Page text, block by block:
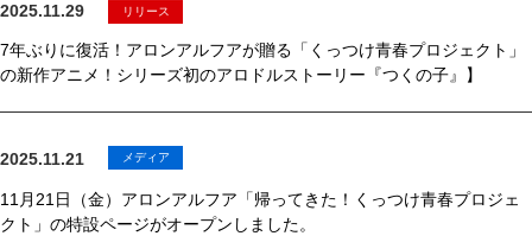
2025.11.29 リリース
7年ぶりに復活！アロンアルフアが贈る「くっつけ青春プロジェクト」
の新作アニメ！シリーズ初のアロドルストーリー『つくの子』】
2025.11.21 メディア
11月21日（金）アロンアルフア「帰ってきた！くっつけ青春プロジェ
クト」の特設ページがオープンしました。